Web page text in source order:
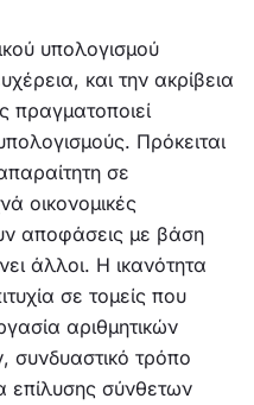
υπολογισμού
και την ακρίβεια
πραγματοποιεί
Πρόκειται
σε
οικονομικές
αποφάσεις με βάση
άλλοι. Η ικανότητα
σε τομείς που
αριθμητικών
συνδυαστικό τρόπο
επίλυσης σύνθετων